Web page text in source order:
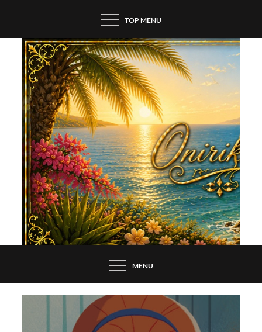
content
TOP MENU
MENU